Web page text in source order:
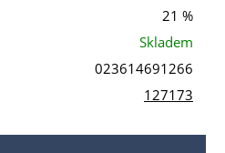
21 %
Skladem
023614691266
127173